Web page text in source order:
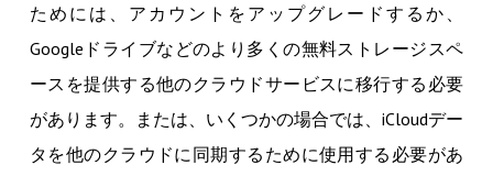
ためには、アカウントをアップグレードするか、
Googleドライブなどのより多くの無料ストレージスペ
ースを提供する他のクラウドサービスに移行する必要
があります。または、いくつかの場合では、iCloudデー
タを他のクラウドに同期するために使用する必要があ